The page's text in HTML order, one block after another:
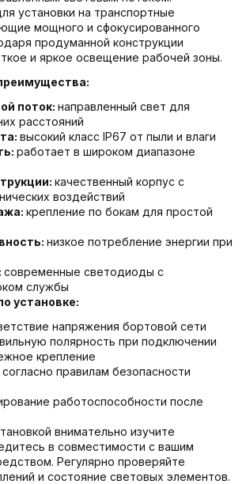
установки на транспортные
мощного и сфокусированного
продуманной конструкции
и яркое освещение рабочей зоны.
поток: направленный свет для
расстояний
высокий класс IP67 от пыли и влаги
работает в широком диапазоне
качественный корпус с
воздействий
крепление по бокам для простой
низкое потребление энергии при
современные светодиоды с
службы
установке:
напряжения бортовой сети
полярность при подключении
крепление
правилам безопасности
работоспособности после
внимательно изучите
в совместимости с вашим
Регулярно проверяйте
и состояние световых элементов.